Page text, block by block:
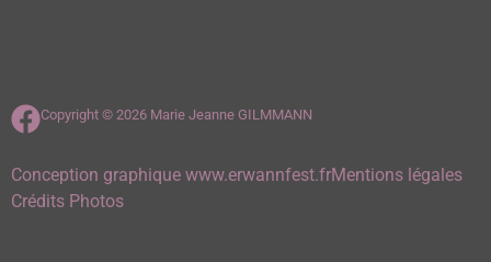
Copyright © 2026 Marie Jeanne GILMMANN
Conception graphique www.erwannfest.frMentions légales
Crédits Photos